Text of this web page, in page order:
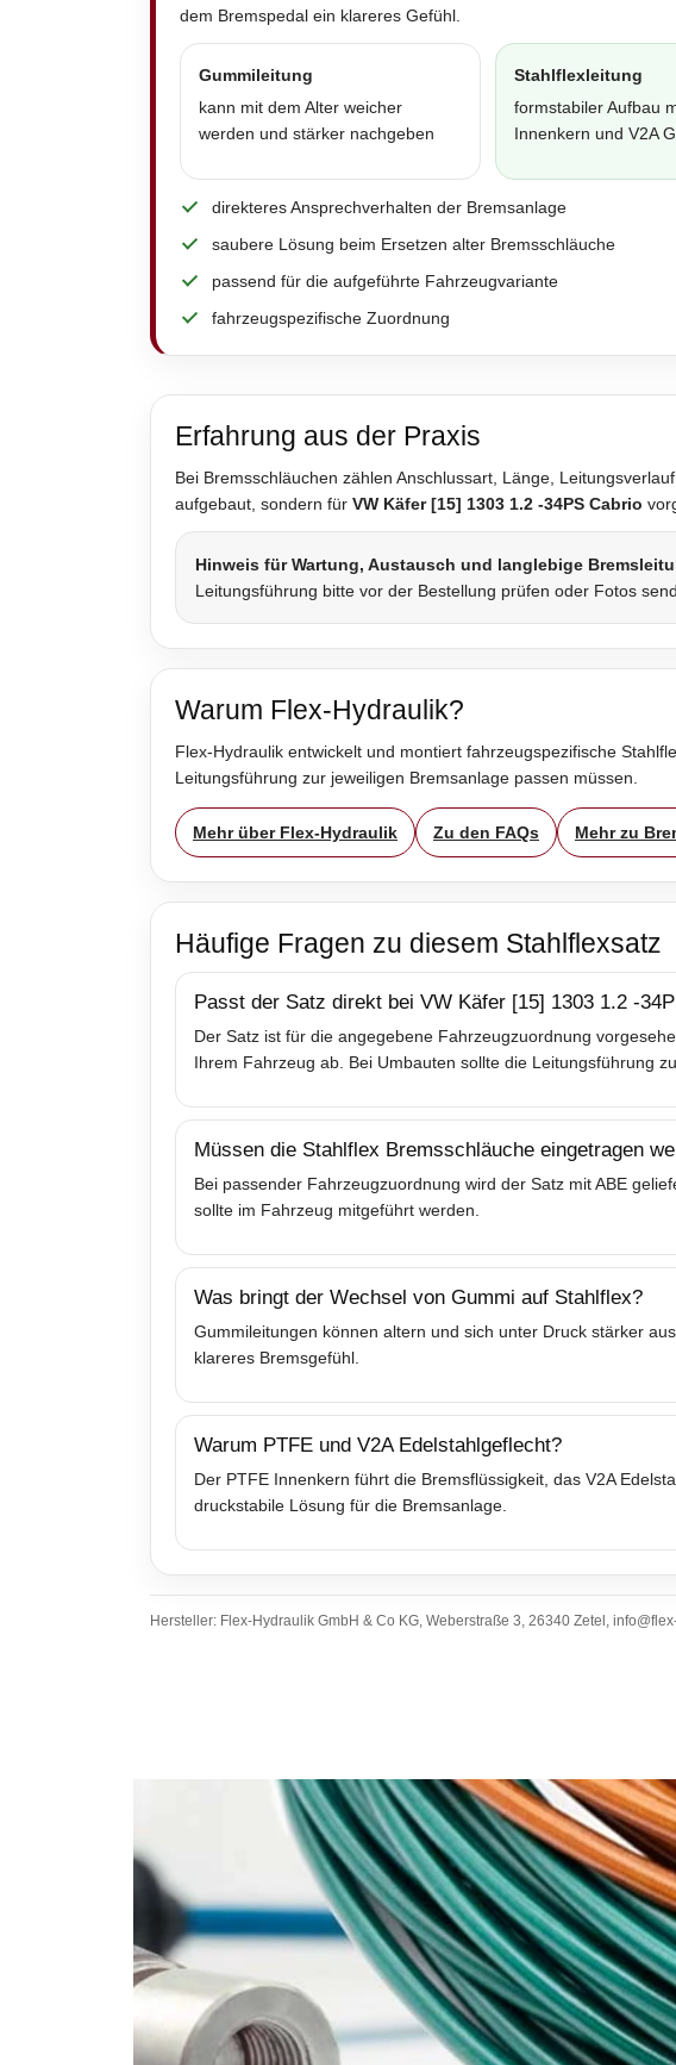
dem Bremspedal ein klareres Gefühl.
Gummileitung
kann mit dem Alter weicher
werden und stärker nachgeben
Stahlflexleitung
formstabiler Aufbau
Innenkern und V2A
direkteres Ansprechverhalten der Bremsanlage
saubere Lösung beim Ersetzen alter Bremsschläuche
passend für die aufgeführte Fahrzeugvariante
fahrzeugspezifische Zuordnung
Erfahrung aus der Praxis
Bei Bremsschläuchen zählen Anschlussart, Länge,
aufgebaut, sondern für VW Käfer [15] 1303 1.2 -34PS Cabrio
Hinweis für Wartung, Austausch und langlebige
Leitungsführung bitte vor der Bestellung prüfen oder Fotos
Warum Flex-Hydraulik?
Flex-Hydraulik entwickelt und montiert fahrzeugspezifische
Leitungsführung zur jeweiligen Bremsanlage passen müssen.
Mehr über Flex-Hydraulik Zu den FAQs Mehr zu
Häufige Fragen zu diesem Stahlflexsatz
Passt der Satz direkt bei VW Käfer [15] 1303 1.2 -
Der Satz ist für die angegebene Fahrzeugzuordnung
Ihrem Fahrzeug ab. Bei Umbauten sollte die Leitungsführung
Müssen die Stahlflex Bremsschläuche eingetragen
Bei passender Fahrzeugzuordnung wird der Satz mit ABE
sollte im Fahrzeug mitgeführt werden.
Was bringt der Wechsel von Gummi auf Stahlflex?
Gummileitungen können altern und sich unter Druck stärker
klareres Bremsgefühl.
Warum PTFE und V2A Edelstahlgeflecht?
Der PTFE Innenkern führt die Bremsflüssigkeit, das V2A
druckstabile Lösung für die Bremsanlage.
Hersteller: Flex-Hydraulik GmbH & Co KG, Weberstraße 3, 26340 Zetel,